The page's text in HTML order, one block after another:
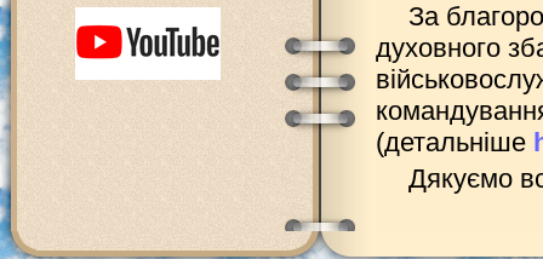
За
духовного
(детальніше
Дякуємо